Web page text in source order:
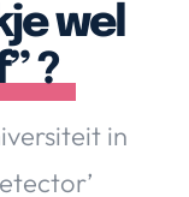
wel
?
in